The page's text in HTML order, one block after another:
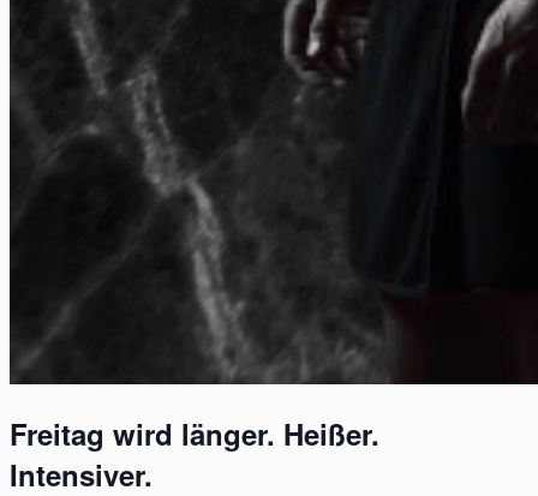
Freitag wird länger. Heißer.
Intensiver.